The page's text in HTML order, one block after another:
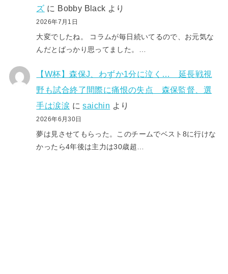
ズ に Bobby Black より
2026年7月1日
大変でしたね。 コラムが毎日続いてるので、お元気な
んだとばっかり思ってました。…
【W杯】森保J、わずか1分に泣く… 延長戦視
野も試合終了間際に痛恨の失点 森保監督、選
手は涙涙 にsaichin より
2026年6月30日
夢は見させてもらった。このチームでベスト8に行けな
かったら4年後は主力は30歳超…